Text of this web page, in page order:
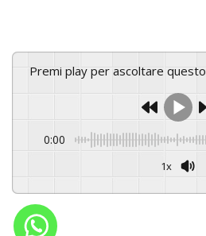
Premi play per ascoltare
0:00
1x